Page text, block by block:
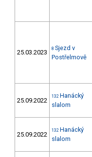
25.03.2023 8 Sjezd v
Postřelmově
25.09.2022
132 Hanácký
slalom
25.09.2022
132 Hanácký
slalom